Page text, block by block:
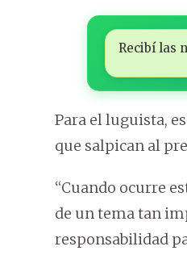
Recibí las
Para el luguista,
que salpican al
“Cuando ocurre
de un tema tan
responsabilidad